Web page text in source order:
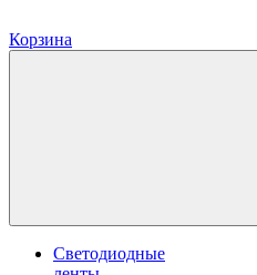
Корзина
Светодиодные